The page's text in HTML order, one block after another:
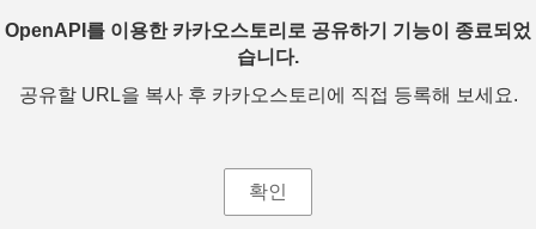
OpenAPI를 이용한 카카오스토리로 공유하기 기능이 종료되었
습니다.
공유할 URL을 복사 후 카카오스토리에 직접 등록해 보세요.
확인